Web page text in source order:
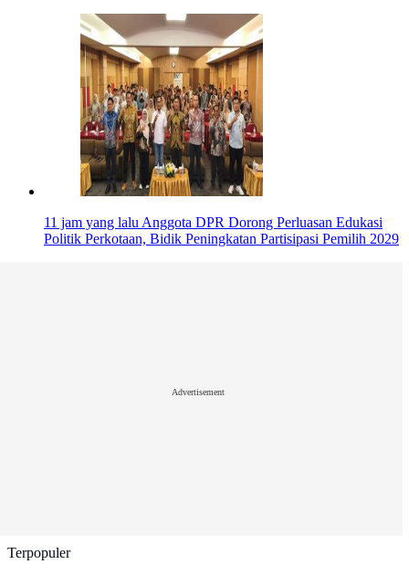
11 jam yang laluAnggota DPR Dorong Perluasan Edukasi
Politik Perkotaan, Bidik Peningkatan Partisipasi Pemilih 2029
Advertisement
Terpopuler